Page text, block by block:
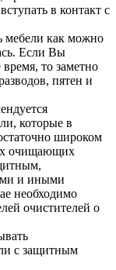
в контакт с
мебели как можно
Если Вы
время, то заметно
пятен и
которые в
широком
очищающих
и иными
необходимо
очистителей о
с защитным